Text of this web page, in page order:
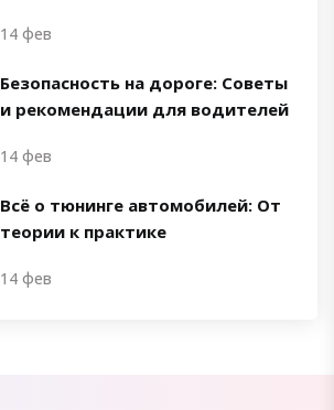
14 фев
Безопасность на дороге: Советы
и рекомендации для водителей
14 фев
Всё о тюнинге автомобилей: От
теории к практике
14 фев